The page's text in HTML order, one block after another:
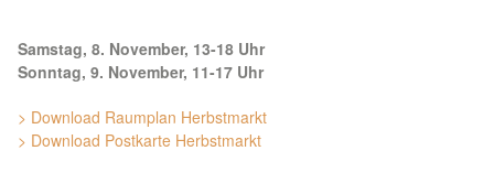
Samstag, 8. November, 13-18 Uhr
Sonntag, 9. November, 11-17 Uhr
> Download Raumplan Herbstmarkt
> Download Postkarte Herbstmarkt